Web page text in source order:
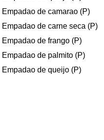
Empadao de camarao (P)
Empadao de carne seca (P)
Empadao de frango (P)
Empadao de palmito (P)
Empadao de queijo (P)